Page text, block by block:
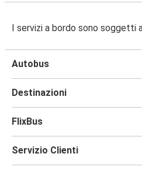
I servizi a bordo sono soggetti
Autobus
Destinazioni
FlixBus
Servizio Clienti